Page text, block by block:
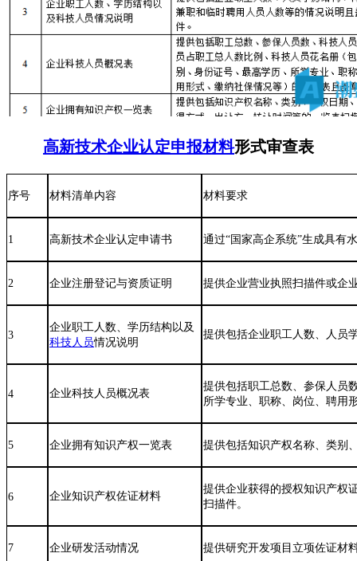
高新技术企业认定申报材料形式审查表
序号 材料清单内容 材料要求
1 高新技术企业认定申请书 通过“国家高企系统”生成具有
2 企业注册登记与资质证明 提供企业营业执照扫描件或企
3
企业职工人数、学历结构以及
科技人员情况说明
提供包括企业职工人数、人员
4 企业科技人员概况表
提供包括职工总数、参保人员
所学专业、职称、岗位、聘用
5 企业拥有知识产权一览表 提供包括知识产权名称、类别
6 企业知识产权佐证材料
提供企业获得的授权知识产权
扫描件。
7 企业研发活动情况 提供研究开发项目立项佐证材